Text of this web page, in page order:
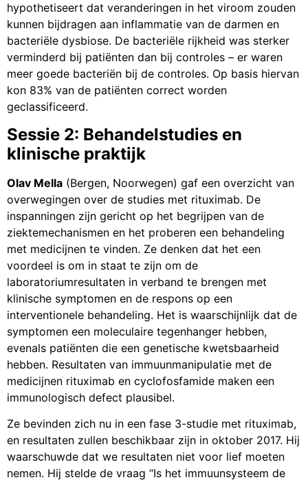
hypothetiseert dat veranderingen in het viroom zouden
kunnen bijdragen aan inflammatie van de darmen en
bacteriële dysbiose. De bacteriële rijkheid was sterker
verminderd bij patiënten dan bij controles – er waren
meer goede bacteriën bij de controles. Op basis hiervan
kon 83% van de patiënten correct worden
geclassificeerd.
Sessie 2: Behandelstudies en
klinische praktijk
Olav Mella (Bergen, Noorwegen) gaf een overzicht van
overwegingen over de studies met rituximab. De
inspanningen zijn gericht op het begrijpen van de
ziektemechanismen en het proberen een behandeling
met medicijnen te vinden. Ze denken dat het een
voordeel is om in staat te zijn om de
laboratoriumresultaten in verband te brengen met
klinische symptomen en de respons op een
interventionele behandeling. Het is waarschijnlijk dat de
symptomen een moleculaire tegenhanger hebben,
evenals patiënten die een genetische kwetsbaarheid
hebben. Resultaten van immuunmanipulatie met de
medicijnen rituximab en cyclofosfamide maken een
immunologisch defect plausibel.
Ze bevinden zich nu in een fase 3-studie met rituximab,
en resultaten zullen beschikbaar zijn in oktober 2017. Hij
waarschuwde dat we resultaten niet voor lief moeten
nemen. Hij stelde de vraag “Is het immuunsysteem de